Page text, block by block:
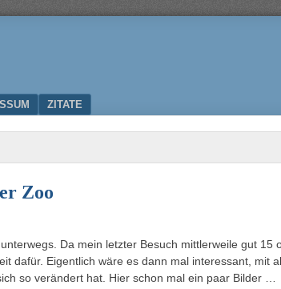
ZITATE
Zoo
Da mein letzter Besuch mittlerweile gut 15
dafür. Eigentlich wäre es dann mal interessant, mit
so verändert hat. Hier schon mal ein paar Bilder …